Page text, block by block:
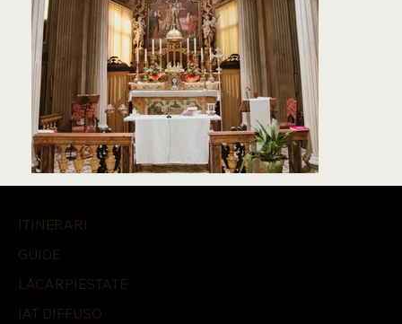
ITINERARI
GUIDE
LACARPIESTATE
IAT DIFFUSO